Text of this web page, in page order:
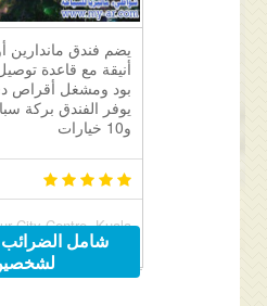
يضم فندق ماندارين
أنيقة مع قاعدة
بود ومشغل أقراص
يوفر الفندق بركة
و10 خيارات
City Centre, Kuala
Centre, 50088 Kuala
Lumpur, Malaysia
شامل الضرائب